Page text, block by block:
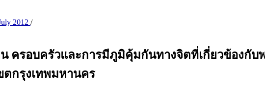
2012 /
น ครอบครัวและการมีภูมิคุ้มกันทางจิตที่เกี่ยวข้องกั
ตกรุงเทพมหานคร